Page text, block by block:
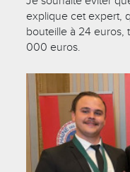
explique cet expert,
bouteille à 24 euros,
000 euros.